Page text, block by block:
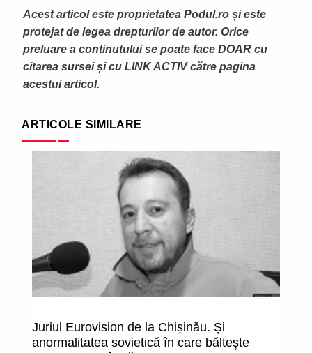
Acest articol este proprietatea Podul.ro și este
protejat de legea drepturilor de autor. Orice
preluare a continutului se poate face DOAR cu
citarea sursei și cu LINK ACTIV către pagina
acestui articol.
ARTICOLE SIMILARE
Juriul Eurovision de la Chișinău. Și
anormalitatea sovietică în care băltește